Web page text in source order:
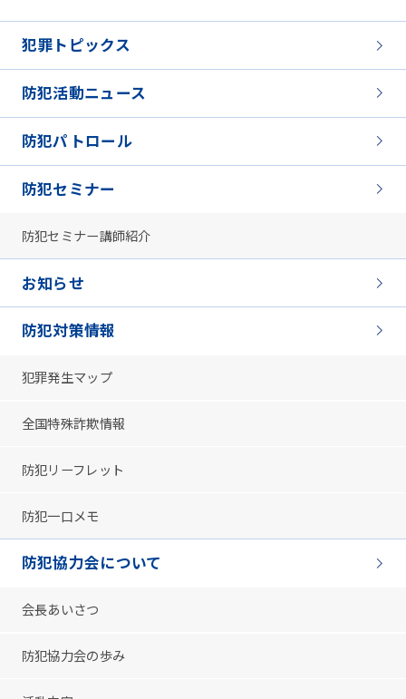
犯罪トピックス
防犯活動ニュース
防犯パトロール
防犯セミナー
防犯セミナー講師紹介
お知らせ
防犯対策情報
犯罪発生マップ
全国特殊詐欺情報
防犯リーフレット
防犯一口メモ
防犯協力会について
会長あいさつ
防犯協力会の歩み